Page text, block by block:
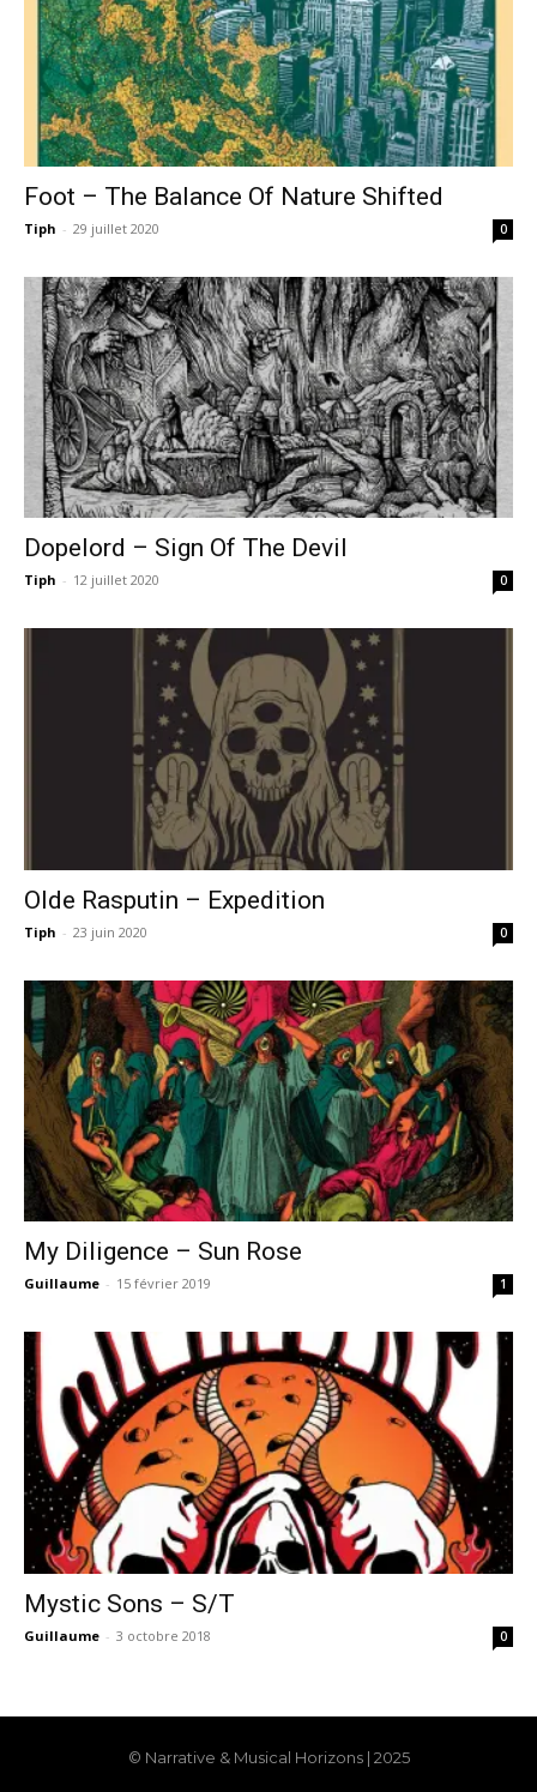
Foot – The Balance Of Nature Shifted
Tiph - 29 juillet 2020 0
Dopelord – Sign Of The Devil
Tiph - 12 juillet 2020 0
Olde Rasputin – Expedition
Tiph - 23 juin 2020 0
My Diligence – Sun Rose
Guillaume - 15 février 2019 1
Mystic Sons – S/T
Guillaume - 3 octobre 2018 0
© Narrative & Musical Horizons | 2025